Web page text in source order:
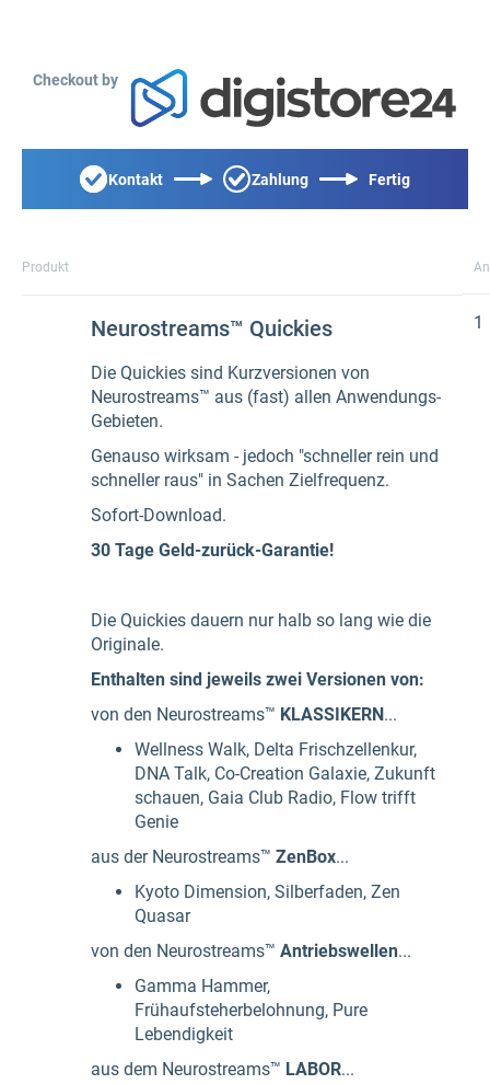
Checkout by
Kontakt Zahlung Fertig
Produkt
Neurostreams™ Quickies
Die Quickies sind Kurzversionen von
Neurostreams™ aus (fast) allen Anwendungs-
Gebieten.
Genauso wirksam - jedoch "schneller rein und
schneller raus" in Sachen Zielfrequenz.
Sofort-Download.
30 Tage Geld-zurück-Garantie!
Die Quickies dauern nur halb so lang wie die
Originale.
Enthalten sind jeweils zwei Versionen von:
von den Neurostreams™ KLASSIKERN...
Wellness Walk, Delta Frischzellenkur,
DNA Talk, Co-Creation Galaxie, Zukunft
schauen, Gaia Club Radio, Flow trifft
Genie
aus der Neurostreams™ ZenBox...
Kyoto Dimension, Silberfaden, Zen
Quasar
von den Neurostreams™ Antriebswellen...
Gamma Hammer,
Frühaufsteherbelohnung, Pure
Lebendigkeit
aus dem Neurostreams™ LABOR...
1